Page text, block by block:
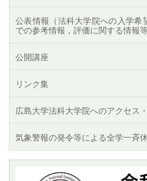
公表情報（法科大学院への入学希
での参考情報，評価に関する情報等
公開講座
リンク集
広島大学法科大学院へのアクセス
気象警報の発令等による全学一斉